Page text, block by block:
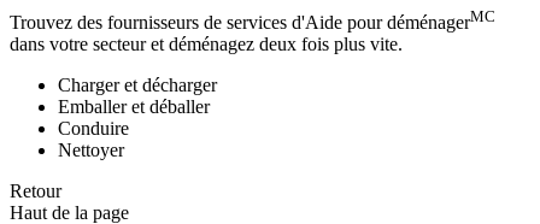
Trouvez des fournisseurs de services d'Aide pour déménagerMC
dans votre secteur et déménagez deux fois plus vite.
Charger et décharger
Emballer et déballer
Conduire
Nettoyer
Retour
Haut de la page